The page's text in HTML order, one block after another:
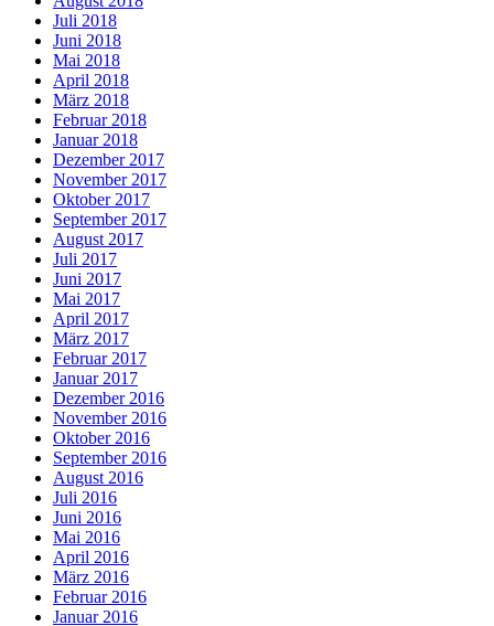
Juli 2018
Juni 2018
Mai 2018
April 2018
März 2018
Februar 2018
Januar 2018
Dezember 2017
November 2017
Oktober 2017
September 2017
August 2017
Juli 2017
Juni 2017
Mai 2017
April 2017
März 2017
Februar 2017
Januar 2017
Dezember 2016
November 2016
Oktober 2016
September 2016
August 2016
Juli 2016
Juni 2016
Mai 2016
April 2016
März 2016
Februar 2016
Januar 2016